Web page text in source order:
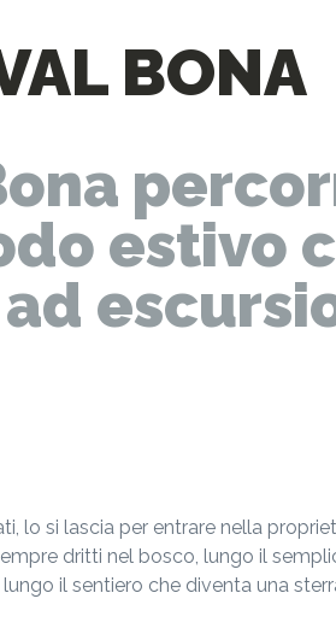
BONA
estivo
lo si lascia per entrare nella
dritti nel bosco, lungo il
il sentiero che diventa una